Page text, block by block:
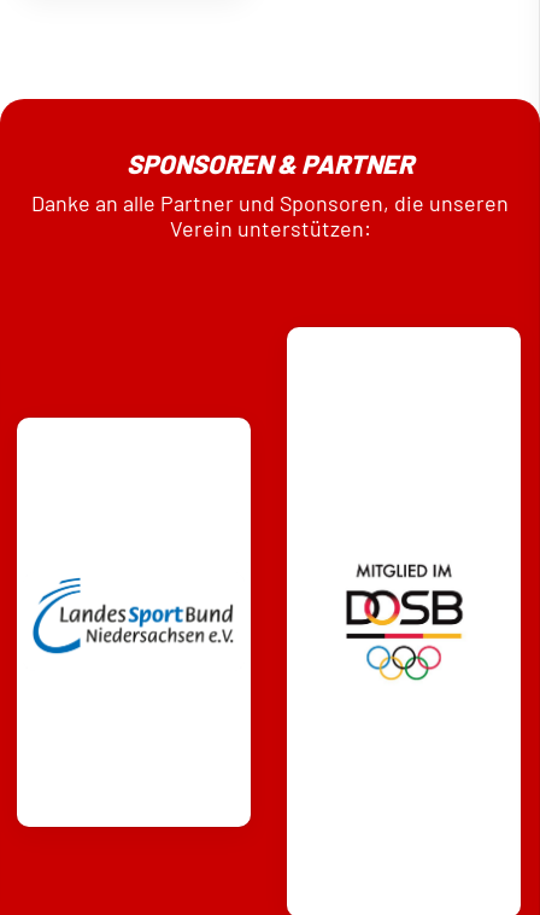
SPONSOREN & PARTNER
Danke an alle Partner und Sponsoren, die unseren
Verein unterstützen: